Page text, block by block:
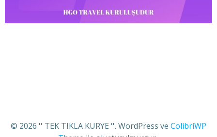
© 2026 '' TEK TIKLA KURYE ''. WordPress ve ColibriWP